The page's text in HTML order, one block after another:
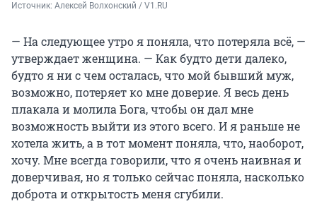
Источник: Алексей Волхонский / V1.RU
— На следующее утро я поняла, что потеряла всё, —
утверждает женщина. — Как будто дети далеко,
будто я ни с чем осталась, что мой бывший муж,
возможно, потеряет ко мне доверие. Я весь день
плакала и молила Бога, чтобы он дал мне
возможность выйти из этого всего. И я раньше не
хотела жить, а в тот момент поняла, что, наоборот,
хочу. Мне всегда говорили, что я очень наивная и
доверчивая, но я только сейчас поняла, насколько
доброта и открытость меня сгубили.